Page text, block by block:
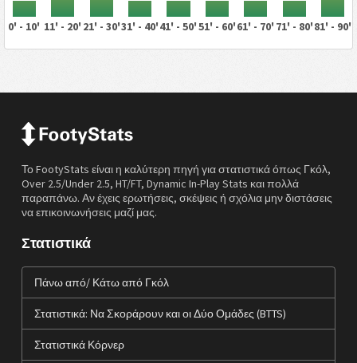
0' - 10' 11' - 20' 21' - 30'31' - 40'41' - 50'51' - 60'61' - 70' 71' - 80'81' - 90'
Το FootyStats είναι η καλύτερη πηγή για στατιστικά όπως Γκόλ,
Over 2.5/Under 2.5, HT/FT, Dynamic In-Play Stats και πολλά
παραπάνω. Αν έχεις ερωτήσεις, σκέψεις ή σχόλια μην διστάσεις
να επικοινωνήσεις μαζί μας.
Στατιστικά
Πάνω από/ Κάτω από Γκόλ
Στατιστικά: Να Σκοράρουν και οι Δύο Ομάδες (BTTS)
Στατιστικά Κόρνερ